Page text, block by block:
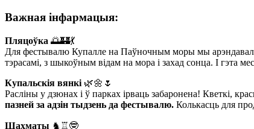
Важная інфармацыя:
Пляцоўка 🌅🏰💃
Для фестывалю Купалле на Паўночным моры мы
тэрасамі, з шыкоўным відам на мора і захад сонца. І гэта
Купальскія вянкі 🌿🌼🌷
Расліны у дзюнах і ў парках ірваць забаронена! Кветкі,
пазней за адзін тыдзень да фестывалю. Колькасць для
Шахматы ♞♖🤓